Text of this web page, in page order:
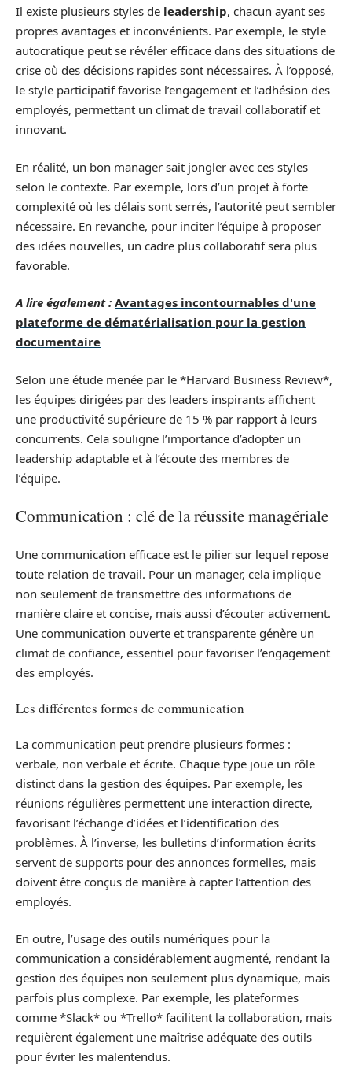
Il existe plusieurs styles de leadership, chacun ayant ses
propres avantages et inconvénients. Par exemple, le style
autocratique peut se révéler efficace dans des situations de
crise où des décisions rapides sont nécessaires. À l’opposé,
le style participatif favorise l’engagement et l’adhésion des
employés, permettant un climat de travail collaboratif et
innovant.
En réalité, un bon manager sait jongler avec ces styles
selon le contexte. Par exemple, lors d’un projet à forte
complexité où les délais sont serrés, l’autorité peut sembler
nécessaire. En revanche, pour inciter l’équipe à proposer
des idées nouvelles, un cadre plus collaboratif sera plus
favorable.
A lire également : Avantages incontournables d'une
plateforme de dématérialisation pour la gestion
documentaire
Selon une étude menée par le *Harvard Business Review*,
les équipes dirigées par des leaders inspirants affichent
une productivité supérieure de 15 % par rapport à leurs
concurrents. Cela souligne l’importance d’adopter un
leadership adaptable et à l’écoute des membres de
l’équipe.
Communication : clé de la réussite managériale
Une communication efficace est le pilier sur lequel repose
toute relation de travail. Pour un manager, cela implique
non seulement de transmettre des informations de
manière claire et concise, mais aussi d’écouter activement.
Une communication ouverte et transparente génère un
climat de confiance, essentiel pour favoriser l’engagement
des employés.
Les différentes formes de communication
La communication peut prendre plusieurs formes :
verbale, non verbale et écrite. Chaque type joue un rôle
distinct dans la gestion des équipes. Par exemple, les
réunions régulières permettent une interaction directe,
favorisant l’échange d’idées et l’identification des
problèmes. À l’inverse, les bulletins d’information écrits
servent de supports pour des annonces formelles, mais
doivent être conçus de manière à capter l’attention des
employés.
En outre, l’usage des outils numériques pour la
communication a considérablement augmenté, rendant la
gestion des équipes non seulement plus dynamique, mais
parfois plus complexe. Par exemple, les plateformes
comme *Slack* ou *Trello* facilitent la collaboration, mais
requièrent également une maîtrise adéquate des outils
pour éviter les malentendus.